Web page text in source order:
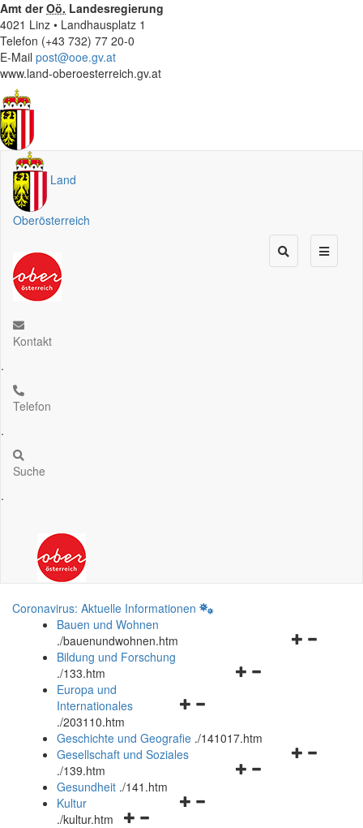
Amt derOö. Landesregierung
4021 Linz • Landhausplatz 1
Telefon (+43 732) 77 20-0
E-Mail post@ooe.gv.at
www.land-oberoesterreich.gv.at
Land
Oberösterreich
Kontakt
.
Telefon
.
Suche
.
Coronavirus: Aktuelle Informationen
Bauen und Wohnen
./bauenundwohnen.htm
Navigationsmenü
Bildung und Forschung
./133.htm
Navigationsmenü
und
schließen
Europa und
Internationales
./203110.htm
Geschichte und Geografie ./141017.htm
Navigationsmenü
Gesellschaft und Soziales
./139.htm
Navigationsmenü
Gesundheit ./141.htm
Navigationsmenü
Kultur
./kultur.htm